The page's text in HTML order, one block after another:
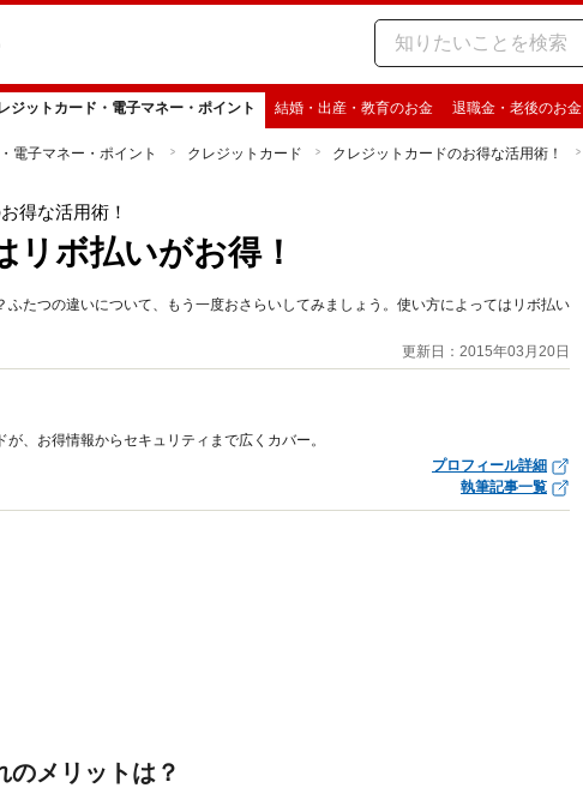
ジットカード・電子マネー・ポイント 結婚・出産・教育のお金 退職金・老後のお金
電子マネー・ポイント クレジットカード クレジットカードのお得な活用術！
得な活用術！
リボ払いがお得！
たつの違いについて、もう一度おさらいしてみましょう。使い方によってはリボ払い
更新日：2015年03月20日
、お得情報からセキュリティまで広くカバー。
プロフィール詳細
執筆記事一覧
のメリットは？